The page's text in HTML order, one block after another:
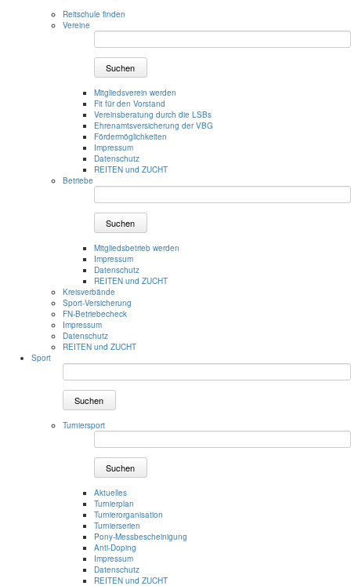
Reitschule finden
Vereine
Suchen
Mitgliedsverein werden
Fit für den Vorstand
Vereinsberatung durch die LSBs
Ehrenamtsversicherung der VBG
Fördermöglichkeiten
Impressum
Datenschutz
REITEN und ZUCHT
Betriebe
Suchen
Mitgliedsbetrieb werden
Impressum
Datenschutz
REITEN und ZUCHT
Kreisverbände
Sport-Versicherung
FN-Betriebecheck
Impressum
Datenschutz
REITEN und ZUCHT
Sport
Suchen
Turniersport
Suchen
Aktuelles
Turnierplan
Turnierorganisation
Turnierserien
Pony-Messbescheinigung
Anti-Doping
Impressum
Datenschutz
REITEN und ZUCHT